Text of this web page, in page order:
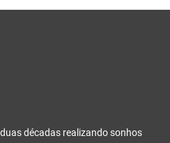
décadas realizando sonhos